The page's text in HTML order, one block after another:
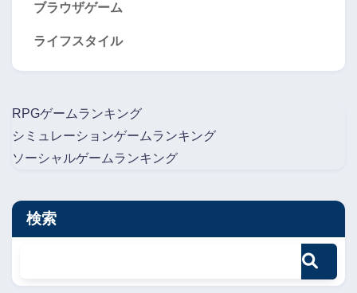
ブラウザゲーム
ライフスタイル
RPGゲームランキング
シミュレーションゲームランキング
ソーシャルゲームランキング
検索